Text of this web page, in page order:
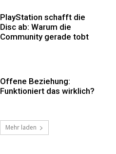
PlayStation schafft die
Disc ab: Warum die
Community gerade tobt
Offene Beziehung:
Funktioniert das wirklich?
Mehr laden